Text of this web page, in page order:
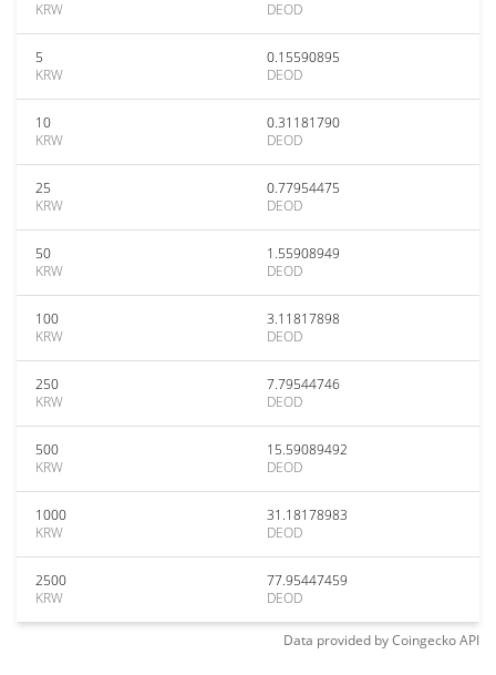
KRW
DEOD
5
KRW
0.15590895
DEOD
10
KRW
0.31181790
DEOD
25
KRW
0.77954475
DEOD
50
KRW
1.55908949
DEOD
100
KRW
3.11817898
DEOD
250
KRW
7.79544746
DEOD
500
KRW
15.59089492
DEOD
1000
KRW
31.18178983
DEOD
2500
KRW
77.95447459
DEOD
Data provided byCoingeckoAPI